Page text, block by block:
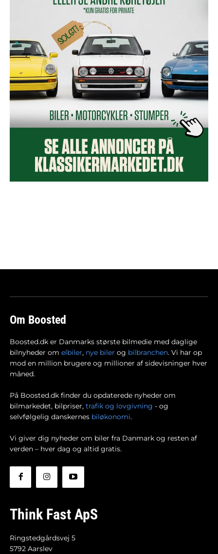
Om Boosted
Boosted.dk er Danmarks største bilmedie med daglige
bilnyheder om elbiler, nye biler og bilbranchen. Vi har op
mod en million brugere og millioner af sidevisninger hver
måned.
På Boosted.dk finder du opdaterede nyheder om
bilmarkedet, bilpriser, trafik og lovgivning - og
selvfølgelig danskernes biløkonomi.
Vi giver dig nyheder om biler fra Danmark og resten af
verden – hver dag og altid gratis.
Think Fast ApS
Ringstedgårdsvej 5
5792 Aarslev